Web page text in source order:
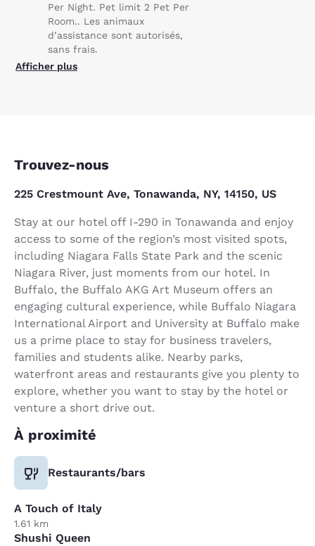
Per Night. Pet limit 2 Pet Per
Room.. Les animaux
d’assistance sont autorisés,
sans frais.
Afficher plus
Trouvez-nous
225 Crestmount Ave, Tonawanda, NY, 14150, US
Stay at our hotel off I-290 in Tonawanda and enjoy
access to some of the region’s most visited spots,
including Niagara Falls State Park and the scenic
Niagara River, just moments from our hotel. In
Buffalo, the Buffalo AKG Art Museum offers an
engaging cultural experience, while Buffalo Niagara
International Airport and University at Buffalo make
us a prime place to stay for business travelers,
families and students alike. Nearby parks,
waterfront areas and restaurants give you plenty to
explore, whether you want to stay by the hotel or
venture a short drive out.
À proximité
Restaurants/bars
A Touch of Italy
1.61 km
Shushi Queen